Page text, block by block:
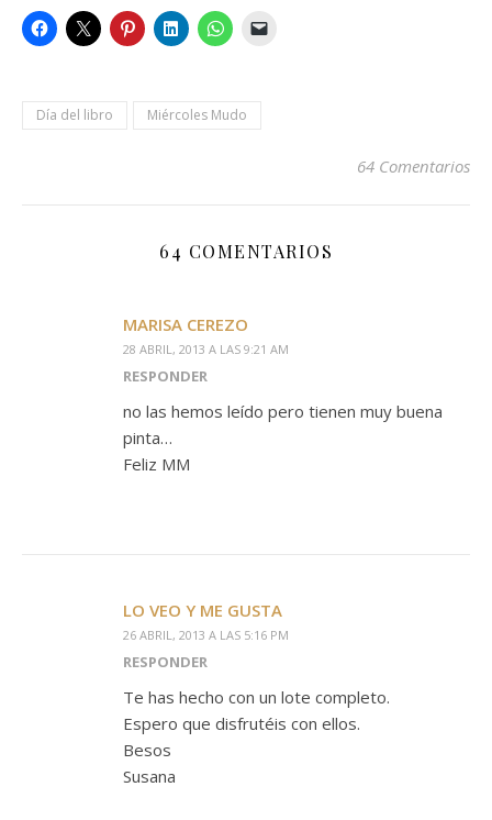
Día del libro Miércoles Mudo
64 Comentarios
64 COMENTARIOS
MARISA CEREZO
28 ABRIL, 2013 A LAS 9:21 AM
RESPONDER
no las hemos leído pero tienen muy buena
pinta…
Feliz MM
LO VEO Y ME GUSTA
26 ABRIL, 2013 A LAS 5:16 PM
RESPONDER
Te has hecho con un lote completo.
Espero que disfrutéis con ellos.
Besos
Susana